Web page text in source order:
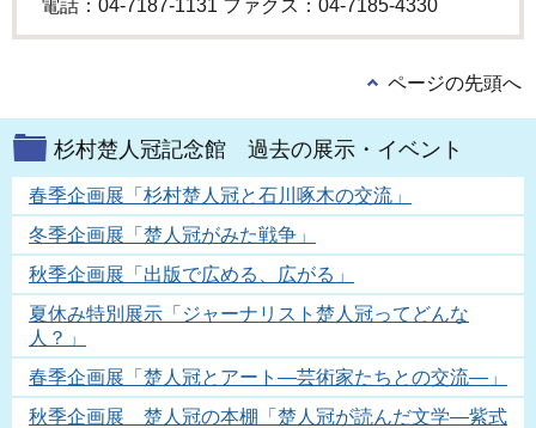
電話：04-7187-1131 ファクス：04-7185-4330
ページの先頭へ
杉村楚人冠記念館 過去の展示・イベント
春季企画展「杉村楚人冠と石川啄木の交流」
冬季企画展「楚人冠がみた戦争」
秋季企画展「出版で広める、広がる」
夏休み特別展示「ジャーナリスト楚人冠ってどんな
人？」
春季企画展「楚人冠とアート―芸術家たちとの交流―」
秋季企画展 楚人冠の本棚「楚人冠が読んだ文学―紫式